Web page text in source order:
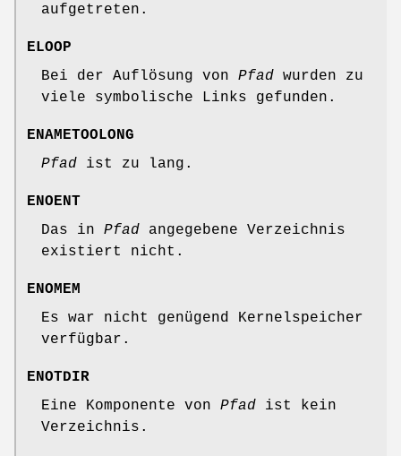
aufgetreten.
ELOOP
Bei der Auflösung von Pfad wurden zu
viele symbolische Links gefunden.
ENAMETOOLONG
Pfad ist zu lang.
ENOENT
Das in Pfad angegebene Verzeichnis
existiert nicht.
ENOMEM
Es war nicht genügend Kernelspeicher
verfügbar.
ENOTDIR
Eine Komponente von Pfad ist kein
Verzeichnis.